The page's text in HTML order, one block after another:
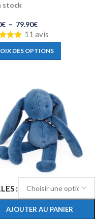
stock
€ – 79.90€
11 avis
DES OPTIONS
AJOUTER AU PANIER